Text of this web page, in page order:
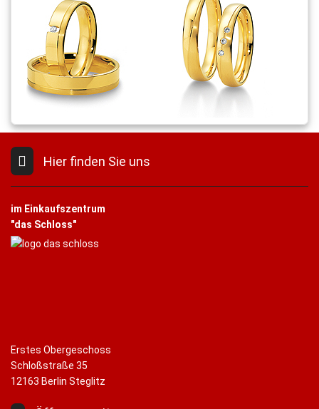
Hier finden Sie uns
im Einkaufszentrum
"das Schloss"
Erstes Obergeschoss
Schloßstraße 35
12163 Berlin Steglitz